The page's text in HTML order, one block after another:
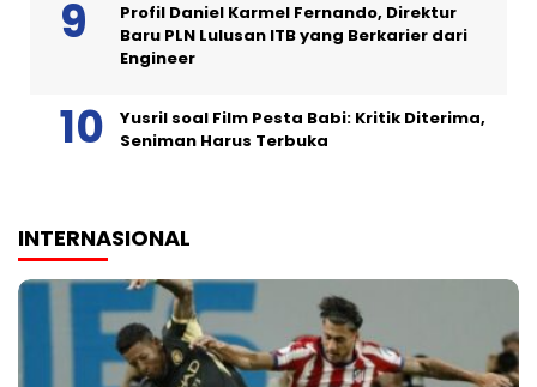
Profil Daniel Karmel Fernando, Direktur
Baru PLN Lulusan ITB yang Berkarier dari
Engineer
Yusril soal Film Pesta Babi: Kritik Diterima,
Seniman Harus Terbuka
INTERNASIONAL